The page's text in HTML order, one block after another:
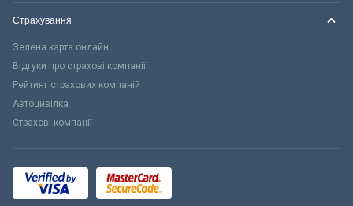
Страхування
Зелена карта онлайн
Відгуки про страхові компанії
Рейтинг страхових компаній
Автоцивілка
Страхові компанії